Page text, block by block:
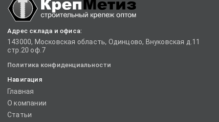
Адрес склада и офиса:
143000, Московская область, Одинцово, Внуковская д.11
стр.20 оф.7
Политика конфиденциальности
Навигация
Главная
О компании
Статьи